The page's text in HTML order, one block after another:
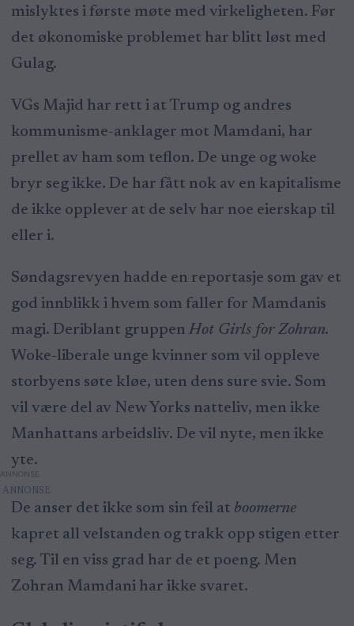
mislyktes i første møte med virkeligheten. Før
det økonomiske problemet har blitt løst med
Gulag.
VGs Majid har rett i at Trump og andres
kommunisme-anklager mot Mamdani, har
prellet av ham som teflon. De unge og woke
bryr seg ikke. De har fått nok av en kapitalisme
de ikke opplever at de selv har noe eierskap til
eller i.
Søndagsrevyen hadde en reportasje som gav et
god innblikk i hvem som faller for Mamdanis
magi. Deriblant gruppen Hot Girls for Zohran.
Woke-liberale unge kvinner som vil oppleve
storbyens søte kløe, uten dens sure svie. Som
vil være del av New Yorks natteliv, men ikke
Manhattans arbeidsliv. De vil nyte, men ikke
yte.
ANNONSE
De anser det ikke som sin feil at boomerne
kapret all velstanden og trakk opp stigen etter
seg. Til en viss grad har de et poeng. Men
Zohran Mamdani har ikke svaret.